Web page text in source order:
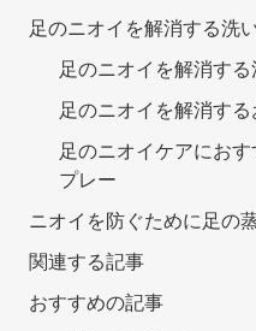
足のニオイを解消する洗
足のニオイを解消す
足のニオイを解消す
足のニオイケアにお
プレー
ニオイを防ぐために足の
関連する記事
おすすめの記事